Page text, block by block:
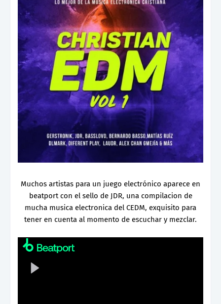
Muchos artistas para un juego electrónico aparece en
beatport con el sello de JDR, una compilacion de
mucha musica electronica del CEDM, exquisito para
tener en cuenta al momento de escuchar y mezclar.